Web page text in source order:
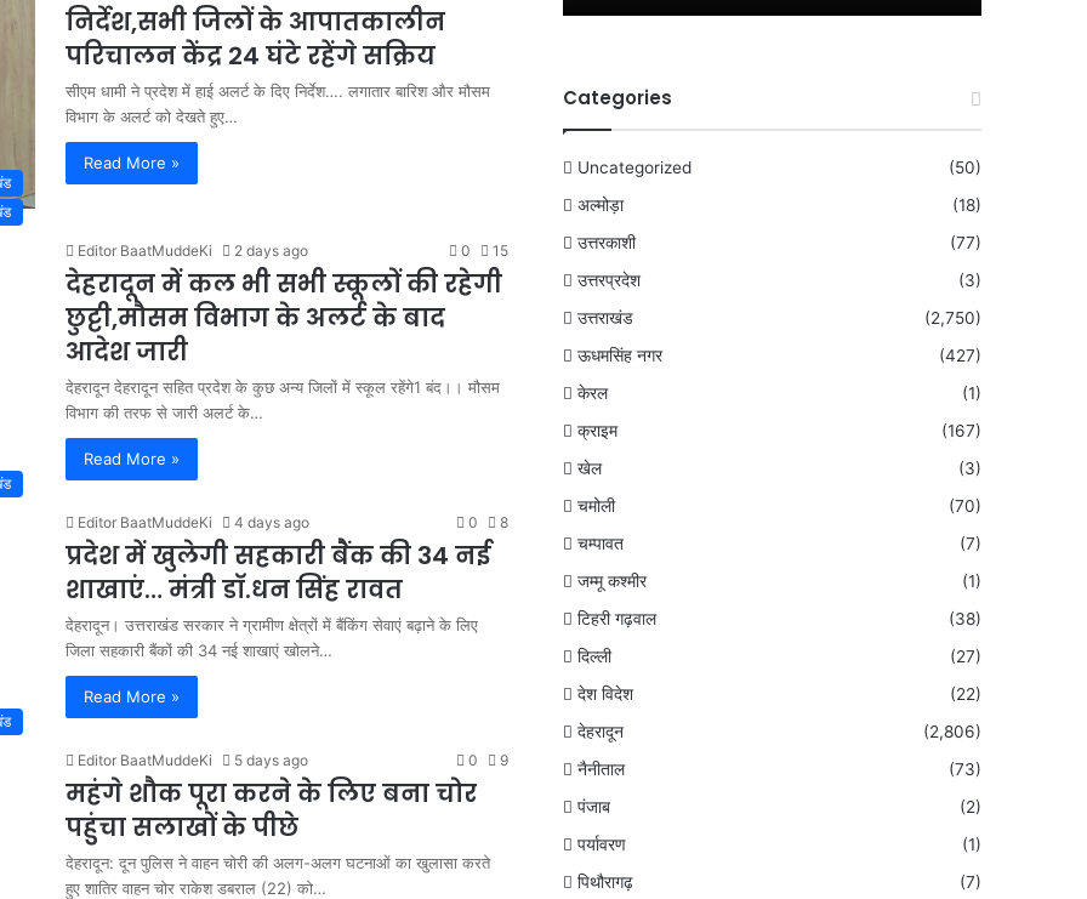
निर्देश,सभी जिलों के आपातकालीन
परिचालन केंद्र 24 घंटे रहेंगे सक्रिय
सीएम धामी ने प्रदेश में हाई अलर्ट के दिए निर्देश…. लगातार बारिश और मौसम
विभाग के अलर्ट को देखते हुए…
Read More »
Editor BaatMuddeKi 2 days ago 0 15
देहरादून में कल भी सभी स्कूलों की रहेगी
छुट्टी,मौसम विभाग के अलर्ट के बाद
आदेश जारी
देहरादून देहरादून सहित प्रदेश के कुछ अन्य जिलों में स्कूल रहेंगे1 बंद।। मौसम
विभाग की तरफ से जारी अलर्ट के…
Read More »
Editor BaatMuddeKi 4 days ago 0 8
प्रदेश में खुलेगी सहकारी बैंक की 34 नई
शाखाएं… मंत्री डाॅ.धन सिंह रावत
देहरादून। उत्तराखंड सरकार ने ग्रामीण क्षेत्रों में बैंकिंग सेवाएं बढ़ाने के लिए
जिला सहकारी बैंकों की 34 नई शाखाएं खोलने…
Read More »
Editor BaatMuddeKi 5 days ago 0 9
महंगे शौक पूरा करने के लिए बना चोर
पहुंचा सलाखों के पीछे
देहरादून: दून पुलिस ने वाहन चोरी की अलग-अलग घटनाओं का खुलासा करते
हुए शातिर वाहन चोर राकेश डबराल (22) को…
Categories
Uncategorized
(50)
अल्मोड़ा
(18)
उत्तरकाशी
(77)
उत्तरप्रदेश
(3)
उत्तराखंड
(2,750)
ऊधमसिंह नगर
(427)
केरल
(1)
क्राइम
(167)
खेल
(3)
चमोली
(70)
चम्पावत
(7)
जम्मू कश्मीर
(1)
टिहरी गढ़वाल
(38)
दिल्ली
(27)
देश विदेश
(22)
देहरादून
(2,806)
नैनीताल
(73)
पंजाब
(2)
पर्यावरण
(1)
पिथौरागढ़
(7)